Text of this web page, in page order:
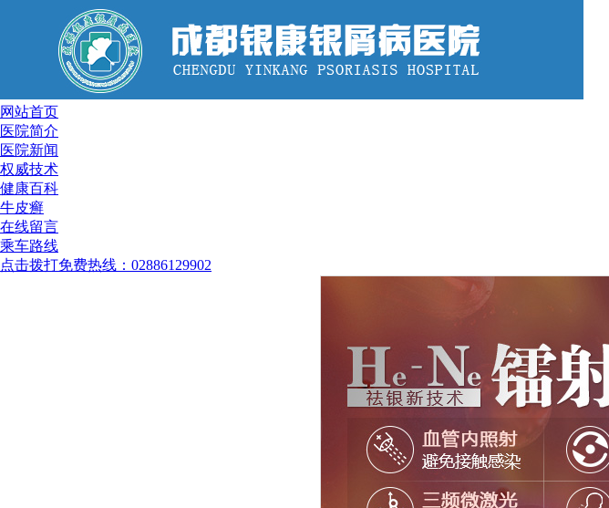
网站首页
医院简介
医院新闻
权威技术
健康百科
牛皮癣
在线留言
乘车路线
点击拨打免费热线：02886129902